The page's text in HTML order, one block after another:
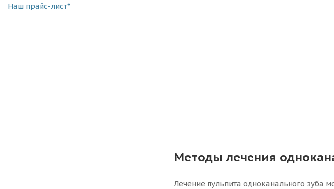
Наш прайс-лист*
Методы лечения
Лечение пульпита одноканального зуба